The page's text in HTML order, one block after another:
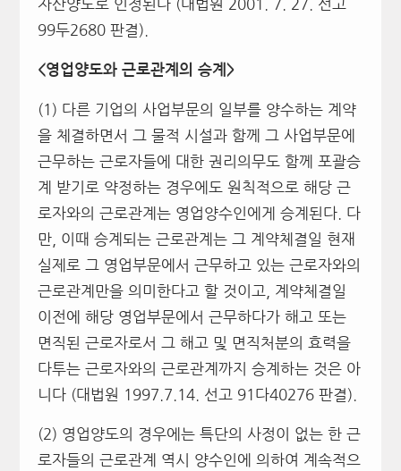
자산양도로 인정된다 (대법원 2001. 7. 27. 선고
99두2680 판결).
<영업양도와 근로관계의 승계>
(1) 다른 기업의 사업부문의 일부를 양수하는 계약
을 체결하면서 그 물적 시설과 함께 그 사업부문에
근무하는 근로자들에 대한 권리의무도 함께 포괄승
계 받기로 약정하는 경우에도 원칙적으로 해당 근
로자와의 근로관계는 영업양수인에게 승계된다. 다
만, 이때 승계되는 근로관계는 그 계약체결일 현재
실제로 그 영업부문에서 근무하고 있는 근로자와의
근로관계만을 의미한다고 할 것이고, 계약체결일
이전에 해당 영업부문에서 근무하다가 해고 또는
면직된 근로자로서 그 해고 및 면직처분의 효력을
다투는 근로자와의 근로관계까지 승계하는 것은 아
니다 (대법원 1997.7.14. 선고 91다40276 판결).
(2) 영업양도의 경우에는 특단의 사정이 없는 한 근
로자들의 근로관계 역시 양수인에 의하여 계속적으